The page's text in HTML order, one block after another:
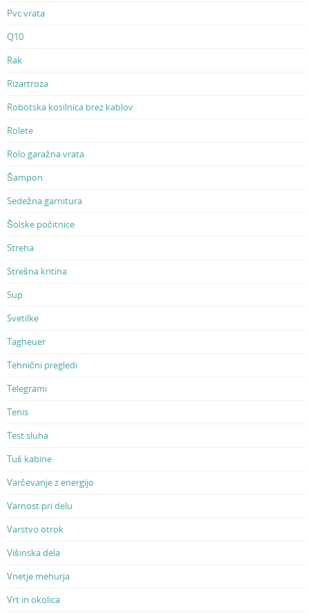
Pvc vrata
Q10
Rak
Rizartroza
Robotska kosilnica brez kablov
Rolete
Rolo garažna vrata
Šampon
Sedežna garnitura
Šolske počitnice
Streha
Strešna kritina
Sup
Svetilke
Tagheuer
Tehnični pregledi
Telegrami
Tenis
Test sluha
Tuš kabine
Varčevanje z energijo
Varnost pri delu
Varstvo otrok
Višinska dela
Vnetje mehurja
Vrt in okolica